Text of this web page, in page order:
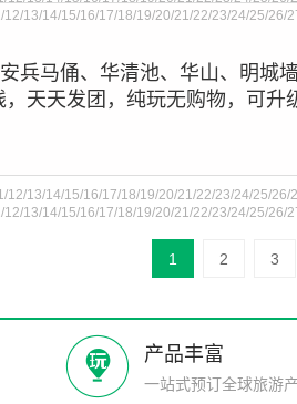
12/13/14/15/16/17/18/19/20/21/22/23/24/25/26/
安兵马俑、华清池、华山、明城
天天发团，纯玩无购物，可升
12/13/14/15/16/17/18/19/20/21/22/23/24/25/26/
12/13/14/15/16/17/18/19/20/21/22/23/24/25/26/
1 2 3
产品丰富
一站式预订全球旅游